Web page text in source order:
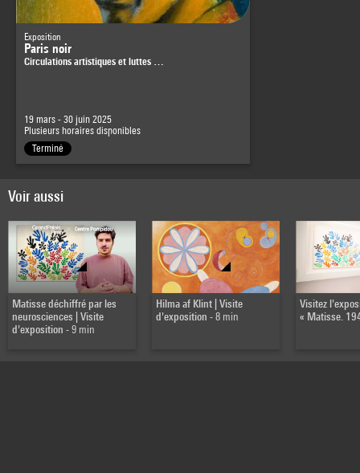
Exposition
Paris noir
Circulations artistiques et luttes …
19 mars - 30 juin 2025
Plusieurs horaires disponibles
Terminé
Voir aussi
Matisse déchiffré par les
neurosciences | Visite
d'exposition - 9 min
Hilma af Klint | Visite
d'exposition- 8 min
Visitez
« Matisse.